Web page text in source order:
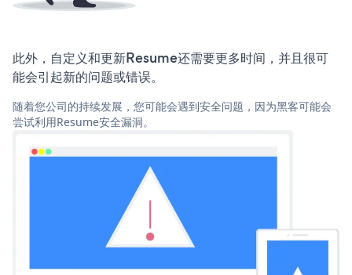
此外，自定义和更新Resume还需要更多时间，并且很可
能会引起新的问题或错误。
随着您公司的持续发展，您可能会遇到安全问题，因为黑客可能会
尝试利用Resume安全漏洞。